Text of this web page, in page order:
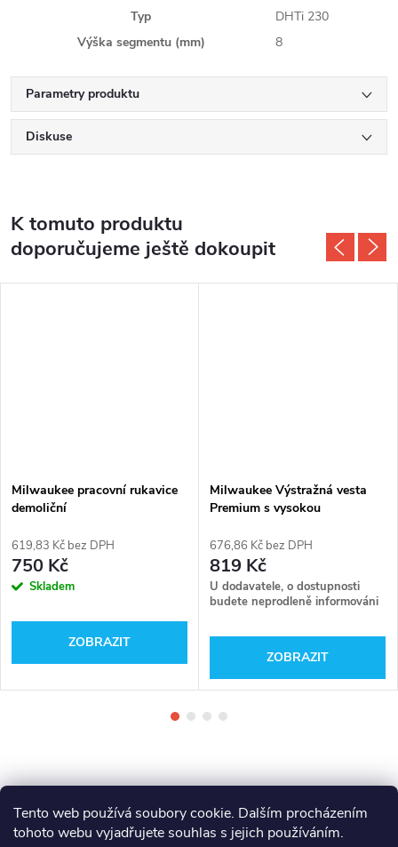
Tento web používá soubory cookie. Dalším procházením
tohoto webu vyjadřujete souhlas s jejich používáním.
Typ
DHTi 230
Výška segmentu (mm)
8
Parametry produktu
Diskuse
K tomuto produktu
doporučujeme ještě dokoupit
Milwaukee pracovní rukavice
demoliční
619,83 Kč bez DPH
750 Kč
Skladem
ZOBRAZIT
Milwaukee Výstražná vesta
Premium s vysokou
676,86 Kč bez DPH
819 Kč
U dodavatele, o dostupnosti
budete neprodleně informováni
ZOBRAZIT